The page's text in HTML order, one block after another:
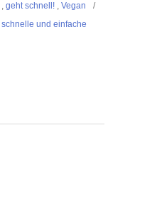
, geht schnell! , Vegan
schnelle und einfache